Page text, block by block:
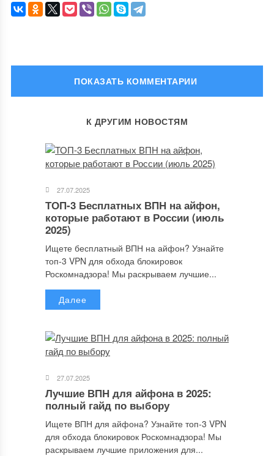
ОСТАВИТЬ КОММЕНТАРИЙ
Ваш адрес email не будет опубликован.
помечены*
К ДРУГИМ НОВОСТЯМ
27.07.2025
ТОП-3 Бесплатных ВПН на айфон,
которые работают в России (июль
2025)
Ищете бесплатный ВПН на айфон? Узнайте
топ-3 VPN для обхода блокировок
Роскомнадзора! Мы раскрываем лучшие...
Далее
27.07.2025
Лучшие ВПН для айфона в 2025:
полный гайд по выбору
Ищете ВПН для айфона? Узнайте топ-3 VPN
для обхода блокировок Роскомнадзора! Мы
раскрываем лучшие приложения для...